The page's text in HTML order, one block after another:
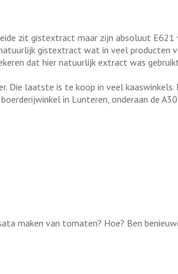
zit gistextract maar zijn absoluut
gistextract wat in veel producten
dat hier natuurlijk extract was
Die laatste is te koop in veel
in Lunteren, onderaan de A30.
maken van tomaten? Hoe? Ben